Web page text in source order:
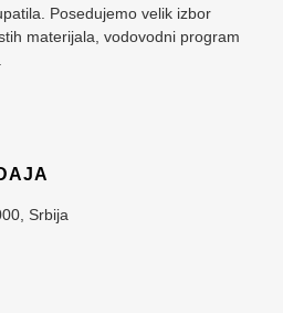
Posedujemo velik izbor
materijala, vodovodni program
Srbija